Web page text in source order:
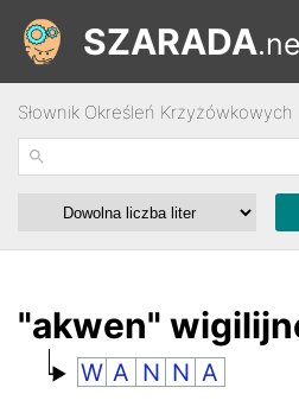
SZARADA
Słownik Określeń Krzyżówkowych
"akwen"
W A N N A